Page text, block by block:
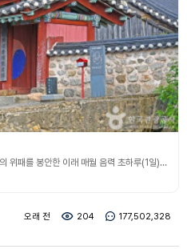
함열향교는 1437년(세종 19) 훌륭한 학자의 위패를 봉안한 이래 매월 음력 초하루(1일)와 보름(15일)에 봉심을 올리며 지방민의 교육과 교화를 담당하던 곳이었다. 현존 건물로는 대성전·영소전·명륜당·동재·서재·난심재·교직사 등이 있다. 함열향교는 여느 향교와 달리 공자의 영정을 별도로 봉안하는 영소전이라는 건물이 있다. 영소전은 함열 출신 남궁경이 1626년(인조 4) 명나라에 사신으로 다녀오면서 구하여 가져온 공자의 영정을 보관한 곳으로 1717
오래 전 204 177,502,328